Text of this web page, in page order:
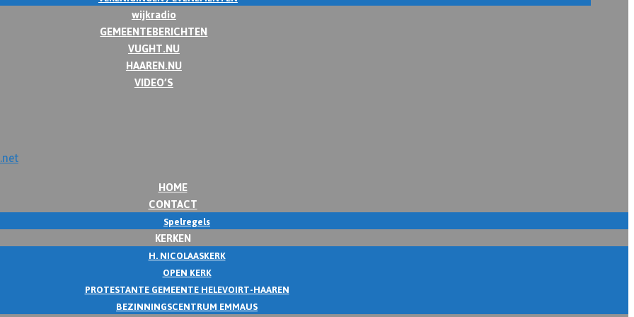
wijkradio
GEMEENTEBERICHTEN
VUGHT.NU
HAAREN.NU
VIDEO’S
HOME
CONTACT
Spelregels
KERKEN
H. NICOLAASKERK
OPEN KERK
PROTESTANTE GEMEENTE HELEVOIRT-HAAREN
BEZINNINGSCENTRUM EMMAUS